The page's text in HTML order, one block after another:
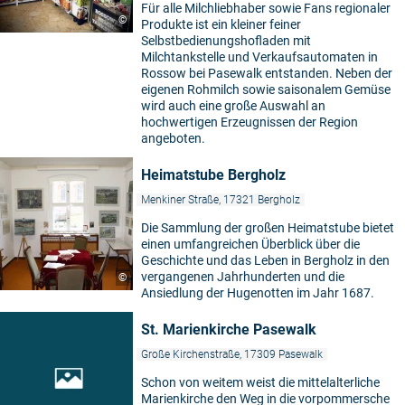
©
Für alle Milchliebhaber sowie Fans regionaler
Produkte ist ein kleiner feiner
Selbstbedienungshofladen mit
Milchtankstelle und Verkaufsautomaten in
Rossow bei Pasewalk entstanden. Neben der
eigenen Rohmilch sowie saisonalem Gemüse
wird auch eine große Auswahl an
hochwertigen Erzeugnissen der Region
angeboten.
©
Heimatstube Bergholz
Menkiner Straße, 17321 Bergholz
Die Sammlung der großen Heimatstube bietet
einen umfangreichen Überblick über die
Geschichte und das Leben in Bergholz in den
vergangenen Jahrhunderten und die
Ansiedlung der Hugenotten im Jahr 1687.
St. Marienkirche Pasewalk
Große Kirchenstraße, 17309 Pasewalk
Schon von weitem weist die mittelalterliche
Marienkirche den Weg in die vorpommersche